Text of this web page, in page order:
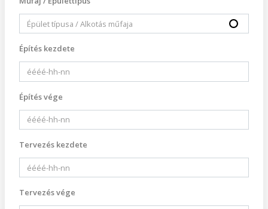
Építés kezdete
Építés vége
Tervezés kezdete
Tervezés vége